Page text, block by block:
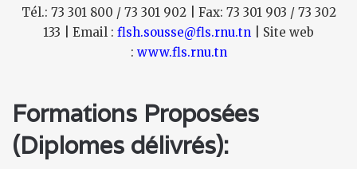
Tél.: 73 301 800 / 73 301 902 | Fax: 73 301 903 / 73 302
133 | Email : flsh.sousse@fls.rnu.tn | Site web
: www.fls.rnu.tn
Formations Proposées
(Diplomes délivrés):